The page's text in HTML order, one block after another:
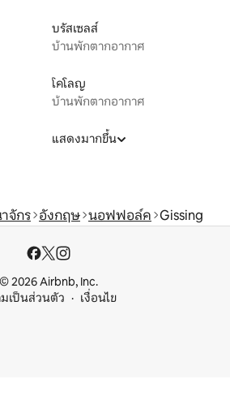
บรัสเซลส์
บ้านพักตากอากาศ
โคโลญ
บ้านพักตากอากาศ
แสดงมากขึ้น
จักร อังกฤษ นอฟฟอล์ค Gissing
© 2026 Airbnb, Inc.
มเป็นส่วนตัว
เงื่อนไข